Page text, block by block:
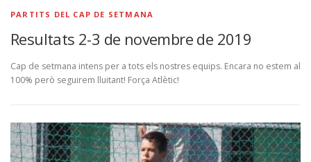
PARTITS DEL CAP DE SETMANA
Resultats 2-3 de novembre de 2019
Cap de setmana intens per a tots els nostres equips. Encara no estem al
100% però seguirem lluitant! Força Atlètic!